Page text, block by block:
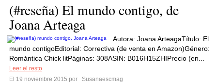
(#reseña) El mundo contigo, de
Joana Arteaga
Autora: Joana ArteagaTítulo: El
mundo contigoEditorial: Correctiva (de venta en Amazon)Género:
Romántica Chick litPáginas: 308ASIN: B016H15ZHIPrecio (en...
Leer el resto
El 19 noviembre 2015 por
Susanaescmag